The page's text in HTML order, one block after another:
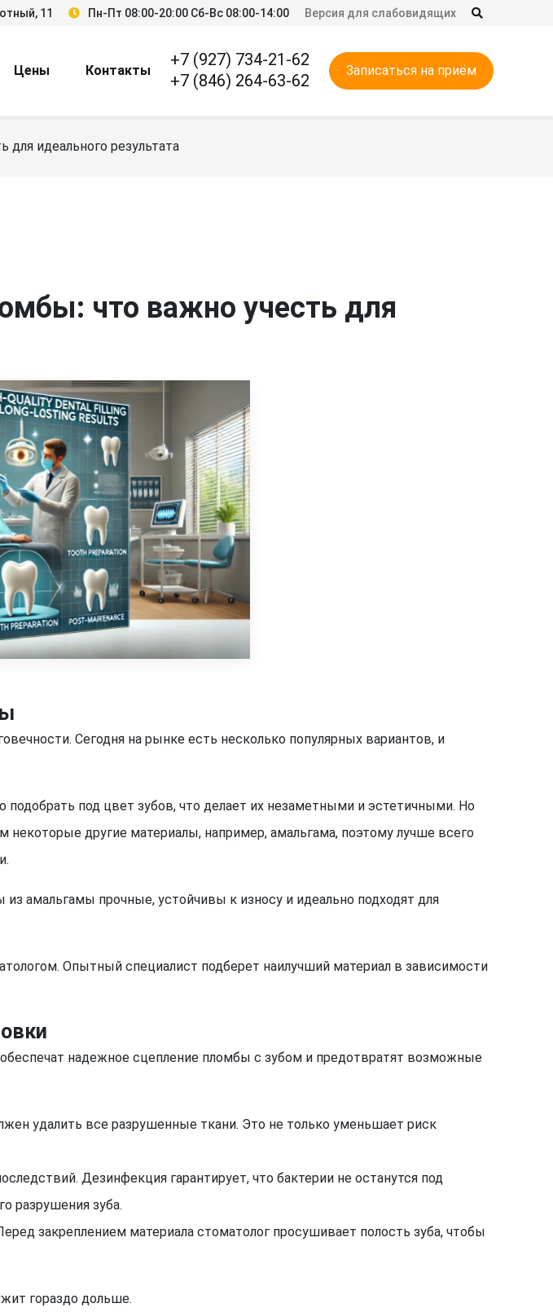
Цены Контакты
+7 (927) 734-21-62
+7 (846) 264-63-62
Записаться на приём
11 Пн-Пт 08:00-20:00 Сб-Вс 08:00-14:00 Версия для слабовидящих
идеального результата
что важно учесть для
Сегодня на рынке есть несколько популярных вариантов, и
под цвет зубов, что делает их незаметными и эстетичными. Но
другие материалы, например, амальгама, поэтому лучше всего
амальгамы прочные, устойчивы к износу и идеально подходят для
Опытный специалист подберет наилучший материал в зависимости
надежное сцепление пломбы с зубом и предотвратят возможные
удалить все разрушенные ткани. Это не только уменьшает риск
Дезинфекция гарантирует, что бактерии не останутся под
разрушения зуба.
закреплением материала стоматолог просушивает полость зуба, чтобы
гораздо дольше.